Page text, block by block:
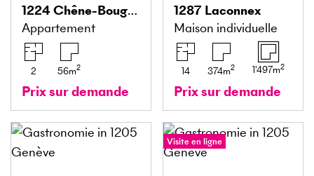
1224Chêne-Bougeries
Appartement
2 56m2
Prix sur demande
1287 Laconnex
Maison individuelle
14 374m2 1'497m2
Prix sur demande
Visite en ligne